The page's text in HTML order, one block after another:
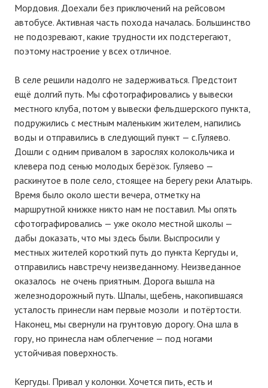
Карта Починковского района
Схема Починок
Контакты
АРХИВ
Авто
Статьи
Автоновости
Авто: видеоматериалы
Статьи
ПОИСК
Мордовия. Доехали без приключений на рейсовом
автобусе. Активная часть похода началась. Большинство
не подозревают, какие трудности их подстерегают,
поэтому настроение у всех отличное.
В селе решили надолго не задерживаться. Предстоит
ещё долгий путь. Мы сфотографировались у вывески
местного клуба, потом у вывески фельдшерского пункта,
подружились с местным маленьким жителем, напились
воды и отправились в следующий пункт — с.Гуляево.
Дошли с одним привалом в зарослях колокольчика и
клевера под сенью молодых берёзок. Гуляево —
раскинутое в поле село, стоящее на берегу реки Алатырь.
Время было около шести вечера, отметку на
маршрутной книжке никто нам не поставил. Мы опять
сфотографировались — уже около местной школы —
дабы доказать, что мы здесь были. Выспросили у
местных жителей короткий путь до пункта Кергуды и,
отправились навстречу неизведанному. Неизведанное
оказалось не очень приятным. Дорога вышла на
железнодорожный путь. Шпалы, щебень, накопившаяся
усталость принесли нам первые мозоли и потёртости.
Наконец, мы свернули на грунтовую дорогу. Она шла в
гору, но принесла нам облегчение — под ногами
устойчивая поверхность.
Кергуды. Привал у колонки. Хочется пить, есть и